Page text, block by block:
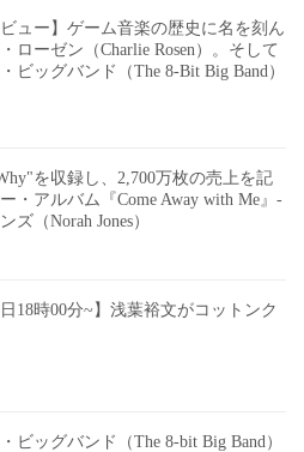
ビュー】ゲーム音楽の歴史に名を刻ん
ローゼン（Charlie Rosen）。そして
ビッグバンド（The 8-Bit Big Band）
を収録し、2,700万枚の売上を記
・アルバム『Come Away with Me』-
ズ（Norah Jones）
日18時00分~】浅葉裕文がコットンク
ビッグバンド（The 8-bit Big Band）